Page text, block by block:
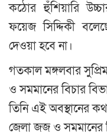
কঠোর হুঁশিয়ারি
ফয়েজ সিদ্দিকী
দেওয়া হবে না।
গতকাল মঙ্গলবার
ও সমমানের বিচার
তিনি এই অবস্থানের
জেলা জজ ও সমমানের